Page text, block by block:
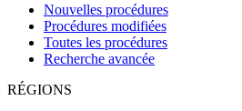
Nouvelles procédures
Procédures modifiées
Toutes les procédures
Recherche avancée
RÉGIONS